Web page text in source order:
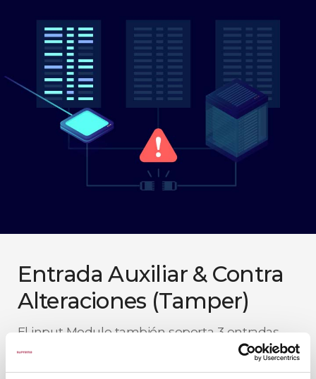
Entrada Auxiliar & Contra
Alteraciones (Tamper)
El input Module también soporta 3 entradas
AUX, incluyendo 1 dedicada para el interruptor